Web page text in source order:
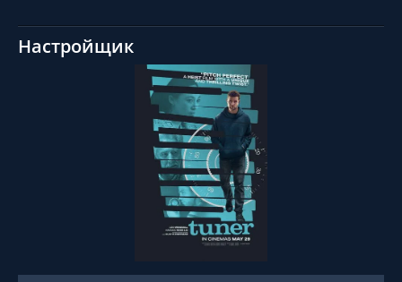
Настройщик
СМОТРЕТЬ ОНЛАЙН